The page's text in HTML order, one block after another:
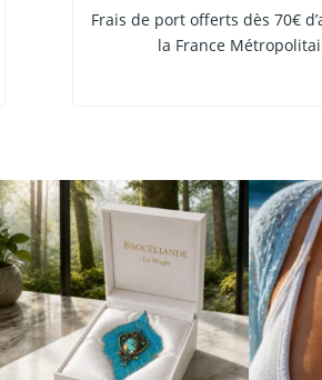
Frais de port offerts dès 70€
la France